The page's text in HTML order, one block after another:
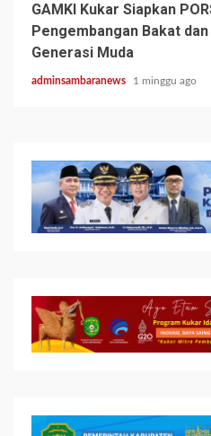
GAMKI Kukar Siapkan
Pengembangan Bakat
Generasi Muda
adminsambaranews 1 minggu ago